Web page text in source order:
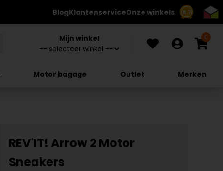
8.7
BlogKlantenserviceOnze winkels
Mijn winkel 0
Motor bagage Outlet Merken
REV'IT! Arrow 2 Motor
Sneakers